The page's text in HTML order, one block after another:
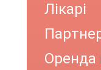
Лікарі
Оренда